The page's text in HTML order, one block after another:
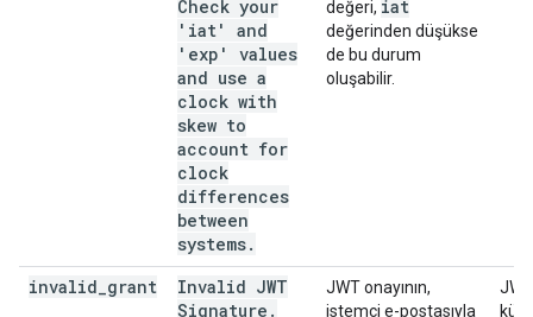
Check your
'iat' and
'exp' values
and use a
clock with
skew to
account for
clock
differences
between
systems.
değeri, iat
değerinden düşükse
de bu durum
oluşabilir.
invalid grant
Invalid JWT
Signature .
JWT onayının,
istemci e-postasıyla